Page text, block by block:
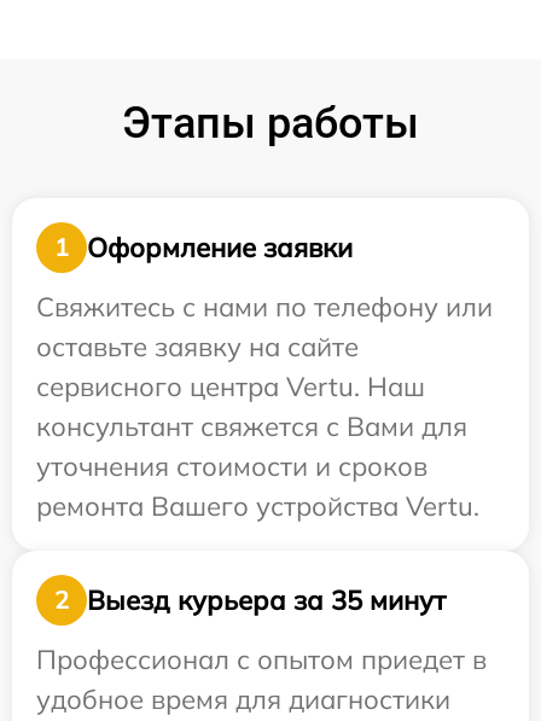
Этапы работы
1
Оформление заявки
Свяжитесь с нами по телефону или
оставьте заявку на сайте
сервисного центра Vertu. Наш
консультант свяжется с Вами для
уточнения стоимости и сроков
ремонта Вашего устройства Vertu.
2
Выезд курьера за 35 минут
Профессионал с опытом приедет в
удобное время для диагностики